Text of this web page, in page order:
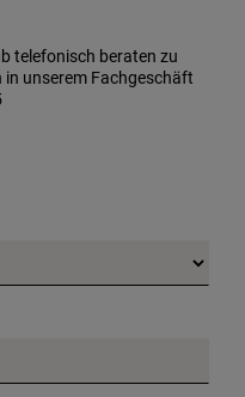
telefonisch beraten zu
in unserem Fachgeschäft